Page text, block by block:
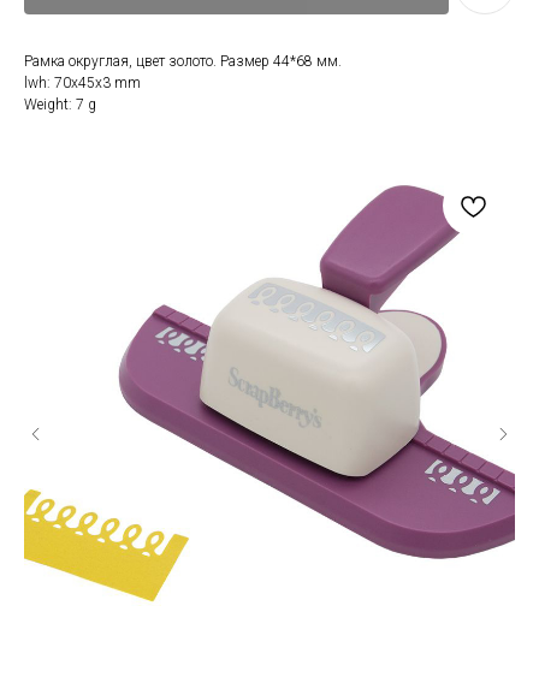
Рамка округлая, цвет золото. Размер 44*68 мм.
lwh: 70x45x3 mm
Weight: 7 g